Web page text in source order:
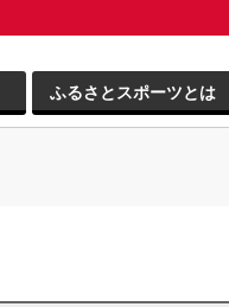
ふるさとスポーツとは